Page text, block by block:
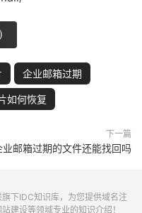
企业邮箱过期
如何恢复
下一篇
业邮箱过期的文件还能找回吗
旗下IDC知识库，为您提供域名注
建设等领域专业的知识介绍！